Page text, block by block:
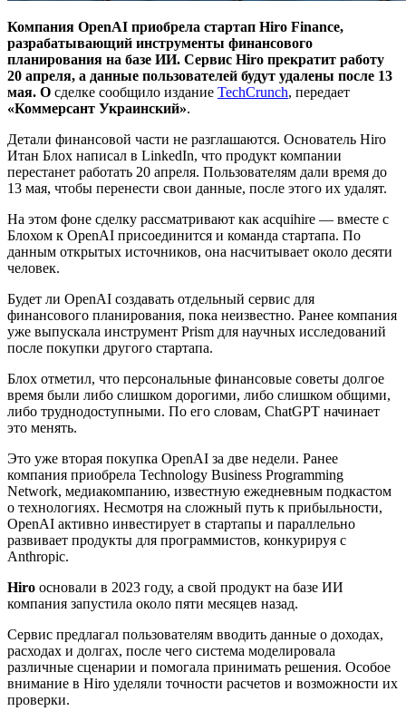
Компания OpenAI приобрела стартап Hiro Finance,
разрабатывающий инструменты финансового
планирования на базе ИИ. Сервис Hiro прекратит работу
20 апреля, а данные пользователей будут удалены после 13
мая. О сделке сообщило издание TechCrunch, передает
«Коммерсант Украинский».
Детали финансовой части не разглашаются. Основатель Hiro
Итан Блох написал в LinkedIn, что продукт компании
перестанет работать 20 апреля. Пользователям дали время до
13 мая, чтобы перенести свои данные, после этого их удалят.
На этом фоне сделку рассматривают как acquihire — вместе с
Блохом к OpenAI присоединится и команда стартапа. По
данным открытых источников, она насчитывает около десяти
человек.
Будет ли OpenAI создавать отдельный сервис для
финансового планирования, пока неизвестно. Ранее компания
уже выпускала инструмент Prism для научных исследований
после покупки другого стартапа.
Блох отметил, что персональные финансовые советы долгое
время были либо слишком дорогими, либо слишком общими,
либо труднодоступными. По его словам, ChatGPT начинает
это менять.
Это уже вторая покупка OpenAI за две недели. Ранее
компания приобрела Technology Business Programming
Network, медиакомпанию, известную ежедневным подкастом
о технологиях. Несмотря на сложный путь к прибыльности,
OpenAI активно инвестирует в стартапы и параллельно
развивает продукты для программистов, конкурируя с
Anthropic.
Hiro основали в 2023 году, а свой продукт на базе ИИ
компания запустила около пяти месяцев назад.
Сервис предлагал пользователям вводить данные о доходах,
расходах и долгах, после чего система моделировала
различные сценарии и помогала принимать решения. Особое
внимание в Hiro уделяли точности расчетов и возможности их
проверки.